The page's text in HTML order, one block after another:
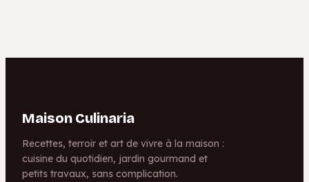
Maison Culinaria
Recettes, terroir et art de vivre à la maison :
cuisine du quotidien, jardin gourmand et
petits travaux, sans complication.